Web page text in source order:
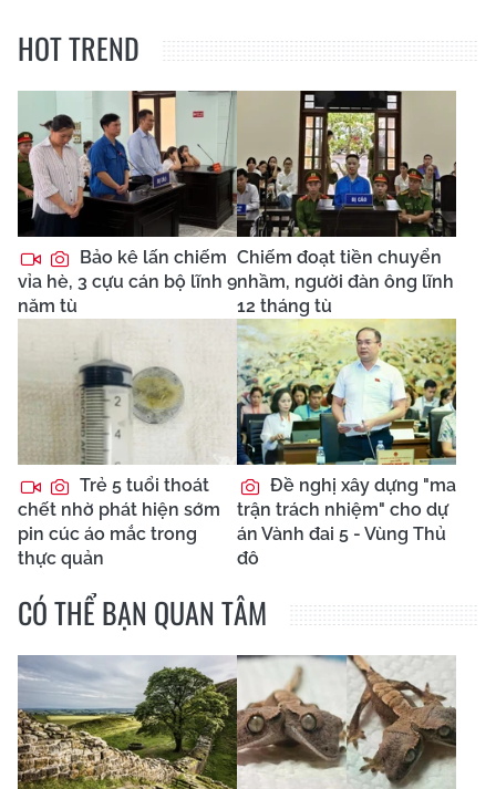
HOT TREND
Bảo kê lấn chiếm
vỉa hè, 3 cựu cán bộ lĩnh 9
năm tù
Chiếm đoạt tiền chuyển
nhầm, người đàn ông lĩnh
12 tháng tù
Trẻ 5 tuổi thoát
chết nhờ phát hiện sớm
pin cúc áo mắc trong
thực quản
Đề nghị xây dựng "ma
trận trách nhiệm" cho dự
án Vành đai 5 - Vùng Thủ
đô
CÓ THỂ BẠN QUAN TÂM